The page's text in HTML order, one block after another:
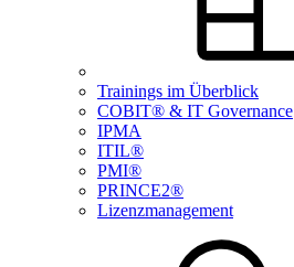
Trainings im Überblick
COBIT® & IT Governance
IPMA
ITIL®
PMI®
PRINCE2®
Lizenzmanagement